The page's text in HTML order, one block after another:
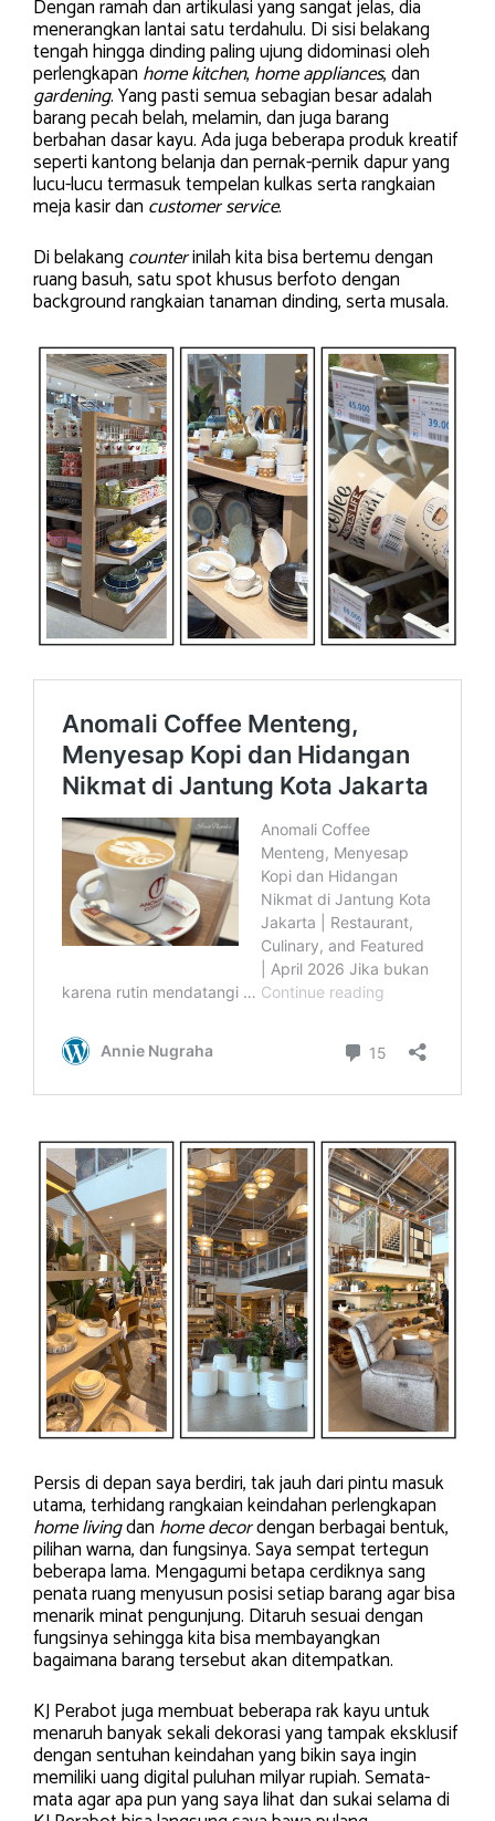
Dengan ramah dan artikulasi yang sangat jelas, dia
menerangkan lantai satu terdahulu. Di sisi belakang
tengah hingga dinding paling ujung didominasi oleh
perlengkapan home kitchen, home appliances, dan
gardening. Yang pasti semua sebagian besar adalah
barang pecah belah, melamin, dan juga barang
berbahan dasar kayu. Ada juga beberapa produk kreatif
seperti kantong belanja dan pernak-pernik dapur yang
lucu-lucu termasuk tempelan kulkas serta rangkaian
meja kasir dan customer service.
Di belakang counterinilah kita bisa bertemu dengan
ruang basuh, satu spot khusus berfoto dengan
background rangkaian tanaman dinding, serta musala.
Persis di depan saya berdiri, tak jauh dari pintu masuk
utama, terhidang rangkaian keindahan perlengkapan
home livingdan home decordengan berbagai bentuk,
pilihan warna, dan fungsinya. Saya sempat tertegun
beberapa lama. Mengagumi betapa cerdiknya sang
penata ruang menyusun posisi setiap barang agar bisa
menarik minat pengunjung. Ditaruh sesuai dengan
fungsinya sehingga kita bisa membayangkan
bagaimana barang tersebut akan ditempatkan.
KJ Perabot juga membuat beberapa rak kayu untuk
menaruh banyak sekali dekorasi yang tampak eksklusif
dengan sentuhan keindahan yang bikin saya ingin
memiliki uang digital puluhan milyar rupiah. Semata-
mata agar apa pun yang saya lihat dan sukai selama di